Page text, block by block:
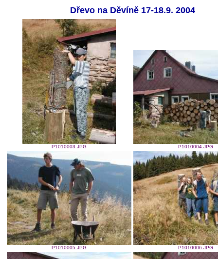
Dřevo na Děvíně 17-18.9. 2004
P1010003.JPG P1010004.JPG
P1010005.JPG P1010006.JPG